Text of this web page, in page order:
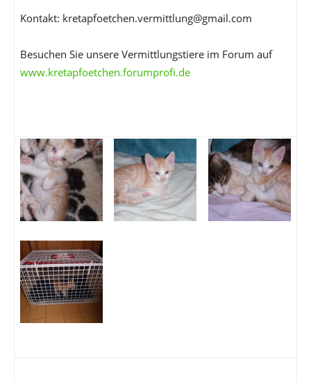
Kontakt: kretapfoetchen.vermittlung@gmail.com
Besuchen Sie unsere Vermittlungstiere im Forum auf
www.kretapfoetchen.forumprofi.de